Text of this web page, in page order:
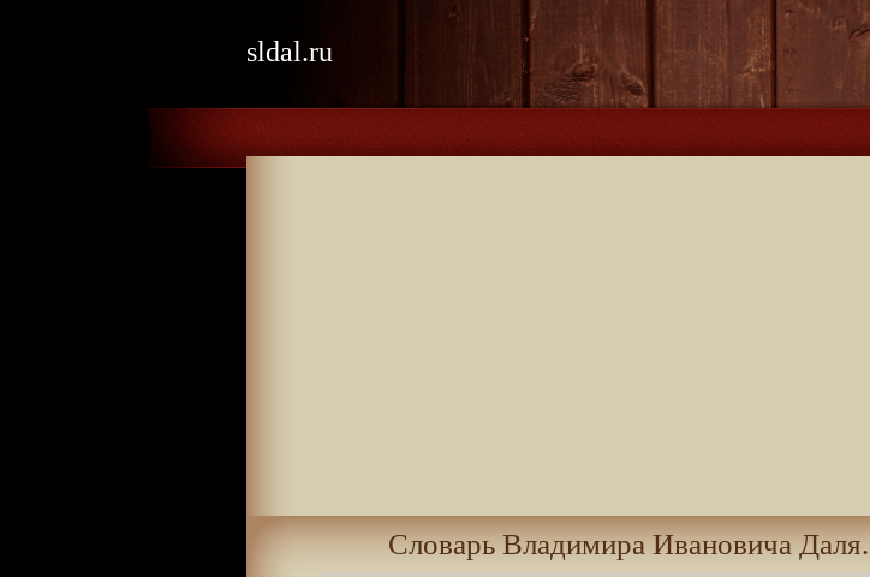
sldal.ru
Словарь Владимира Ивановича Даля.